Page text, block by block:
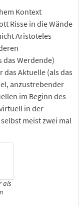
Kontext
Risse in die Wände
Aristoteles
das Werdende)
Aktuelle (als das
anzustrebender
im Beginn des
in der
meist zwei mal
als